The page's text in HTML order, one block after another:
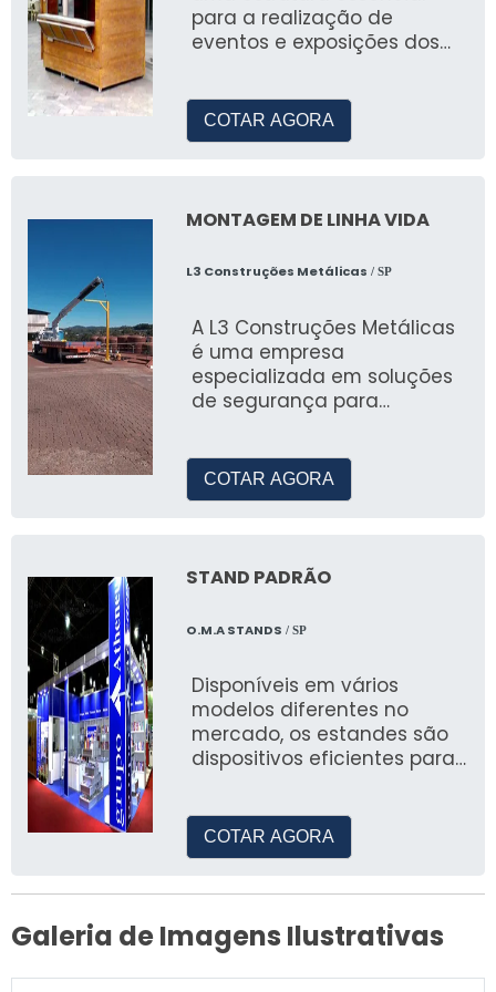
diversas condições climáticas.
Qual o valor de aluguel de uma
tenda 5x5?
O aluguel de uma tenda 5x5 pode começar
por 6?
Para uma tenda de 6x6, o valor de aluguel
pode começar em R$800, dependendo das
especificações do evento.
para a realização de
eventos e exposições dos
COTAR AGORA
MONTAGEM DE LINHA VIDA
L3 Construções Metálicas / SP
A L3 Construções Metálicas
é uma empresa
especializada em soluções
de segurança para
COTAR AGORA
STAND PADRÃO
O.M.A STANDS / SP
Disponíveis em vários
modelos diferentes no
mercado, os estandes são
dispositivos eficientes para
empresa
COTAR AGORA
Galeria de Imagens Ilustrativas